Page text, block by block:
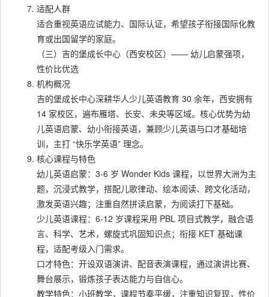
适配人群
适合重视英语应试能力、国际认证，希望孩子衔接国际化教
育或出国留学的家庭。
（三）吉的堡成长中心（西安校区）—— 幼儿启蒙强项，
性价比优选
机构概况
吉的堡成长中心深耕华人少儿英语教育 30 余年，西安拥有
14 家校区，遍布雁塔、长安、未央等区域。核心优势为幼
儿英语启蒙、幼小衔接英语，兼顾少儿英语与口才基础培
训，主打 “快乐学英语” 理念。
核心课程与特色
幼儿英语启蒙：3-6 岁 Wonder Kids 课程，以世界大洲为主
题，沉浸式教学，搭配儿歌律动、绘本阅读、跨文化活动，
激发英语兴趣；注重自然拼读启蒙，为阅读打下基础。
少儿英语课程：6-12 岁课程采用 PBL 项目式教学，融合语
言、科学、艺术，螺旋式巩固知识点；衔接 KET 基础课
程，适配考级入门需求。
口才特色：开设双语演讲、配音表演课程，通过演讲比赛、
舞台展示，锻炼孩子表达能力与自信心。
教学特色：小班教学，课程节奏平缓，注重知识复现，性价